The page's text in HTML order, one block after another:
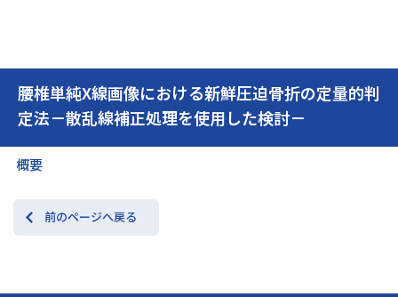
腰椎単純X線画像における新鮮圧迫骨折の定量的判
定法－散乱線補正処理を使用した検討－
概要
前のページへ戻る